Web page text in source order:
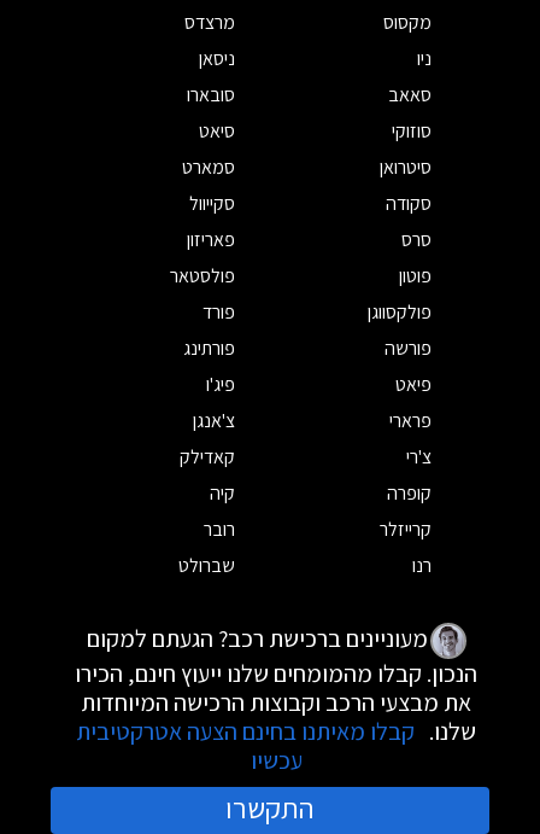
מקסוס
מרצדס
ניו
ניסאן
סאאב
סובארו
סוזוקי
סיאט
סיטרואן
סמארט
סקודה
סקייוול
סרס
פאריזון
פוטון
פולסטאר
פולקסווגן
פורד
פורשה
פורתינג
פיאט
פיג'ו
פרארי
צ'אנגן
צ'רי
קאדילק
קופרה
קיה
קרייזלר
רובר
רנו
שברולט
מעוניינים ברכישת רכב? הגעתם למקום
הנכון. קבלו מהמומחים שלנו ייעוץ חינם, הכירו
את מבצעי הרכב וקבוצות הרכישה המיוחדות
שלנו. קבלו מאיתנו בחינם הצעה אטרקטיבית
עכשיו
התקשרו